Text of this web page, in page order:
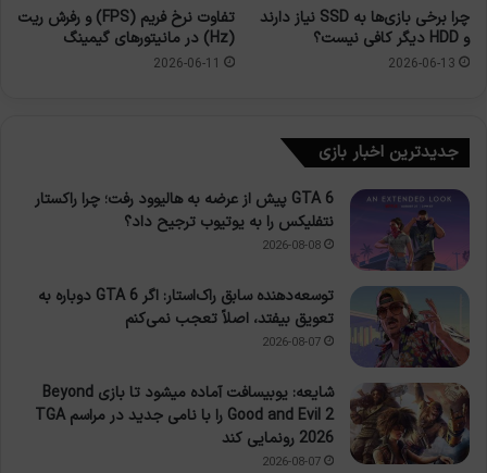
چرا برخی بازی‌ها به SSD نیاز دارند
و HDD دیگر کافی نیست؟
2026-06-13
تفاوت نرخ فریم (FPS) و رفرش ریت
(Hz) در مانیتورهای گیمینگ
2026-06-11
جدیدترین اخبار بازی
GTA 6 پیش از عرضه به هالیوود رفت؛ چرا راکستار
نتفلیکس را به یوتیوب ترجیح داد؟
2026-08-08
توسعه‌دهنده سابق راک‌استار: اگر GTA 6 دوباره به
تعویق بیفتد، اصلاً تعجب نمی‌کنم
2026-08-07
شایعه: یوبیسافت آماده میشود تا بازی Beyond
Good and Evil 2 را با نامی جدید در مراسم TGA
2026 رونمایی کند
2026-08-07